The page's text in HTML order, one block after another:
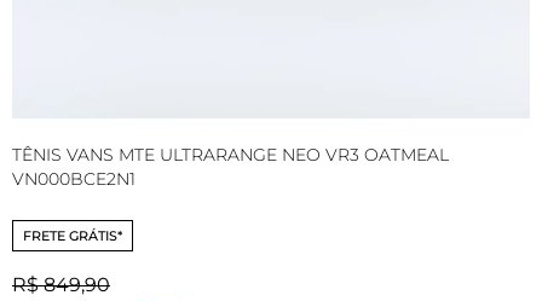
TÊNIS VANS MTE ULTRARANGE NEO VR3 OATMEAL
VN000BCE2N1
FRETE GRÁTIS*
R$ 849,90